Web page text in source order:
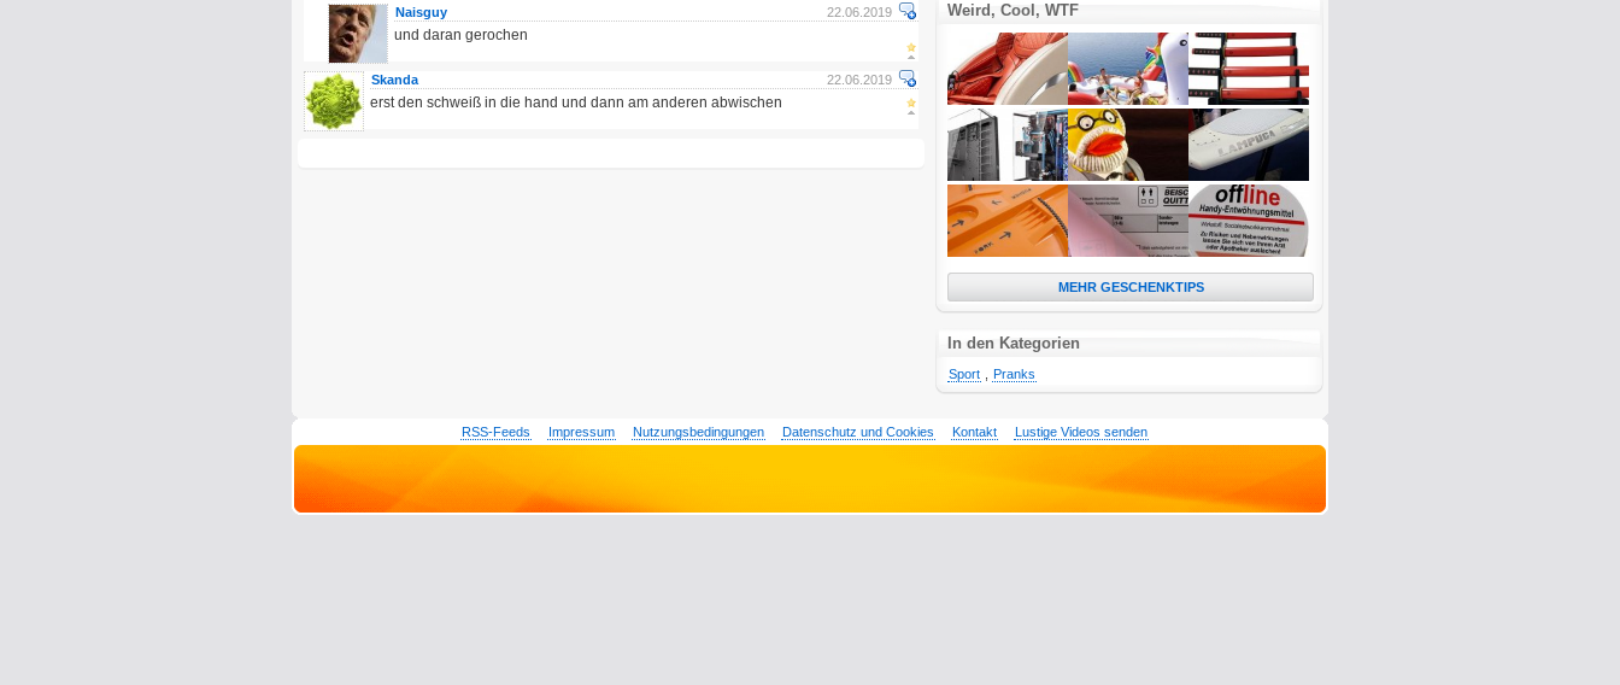
22.06.2019
Naisguy
und daran gerochen
22.06.2019
Skanda
erst den schweiß in die hand und dann am anderen abwischen
Weird, Cool, WTF
MEHR GESCHENKTIPS
In den Kategorien
Sport Pranks
RSS-Feeds Impressum Nutzungsbedingungen Datenschutz und Cookies Kontakt Lustige Videos senden